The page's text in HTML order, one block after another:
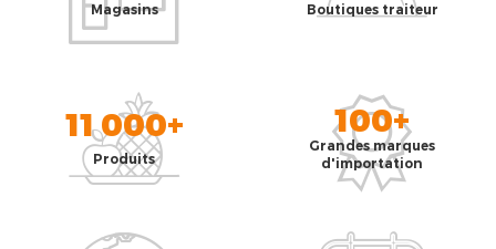
Magasins Boutiques traiteur
11 000+
Produits
100+
Grandes marques
d'importation